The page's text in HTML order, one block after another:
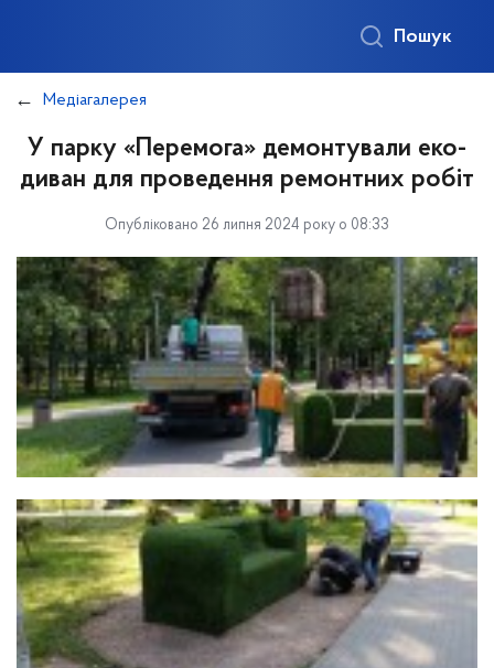
Пошук
Медіагалерея
У парку «Перемога» демонтували еко-
диван для проведення ремонтних робіт
Опубліковано 26 липня 2024 року о 08:33